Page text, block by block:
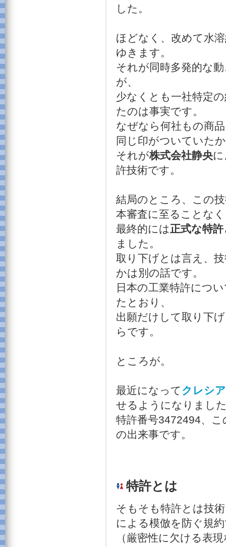
した。
ほどなく、改めて水
ゆきます。
それが同時多発的な
が、
少なくとも一社特定
たのは事実です。
なぜなら何社もの商
同じ印がついていた
それが株式会社静央
許技術です。
結局のところ、この
本審査に至ることなく
最終的には正式な特
ました。
取り下げとは言え、
かは別の話です。
日本の工業特許につ
たとおり、
出願だけして取り下
らです。
ところが。
最近になって クレシア
せるようになりまし
特許番号3472494、
の出来事です。
特許とは
そもそも特許とは技
による模倣を防ぐ規
（厳密性に欠ける表